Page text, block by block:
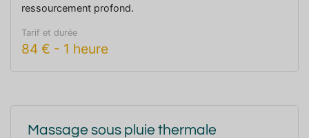
ressourcement profond.
Tarif et durée
84 € - 1 heure
Massage sous pluie thermale